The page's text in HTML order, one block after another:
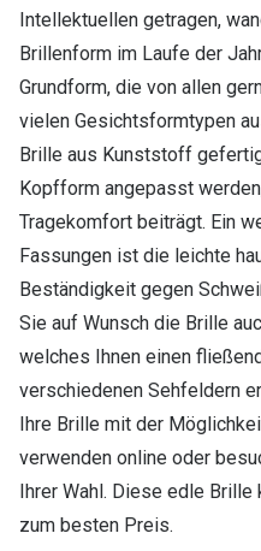
Intellektuellen getragen,
Brillenform im Laufe der
Grundform, die von allen
vielen Gesichtsformtypen
Brille aus Kunststoff
Kopfform angepasst
Tragekomfort beiträgt. Ein
Fassungen ist die leichte
Beständigkeit gegen
Sie auf Wunsch die Brille
welches Ihnen einen
verschiedenen Sehfeldern
Ihre Brille mit der
verwenden online oder
Ihrer Wahl. Diese edle
zum besten Preis.